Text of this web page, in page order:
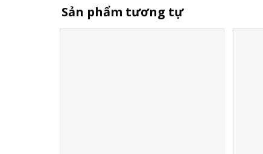
Sản phẩm tương tự